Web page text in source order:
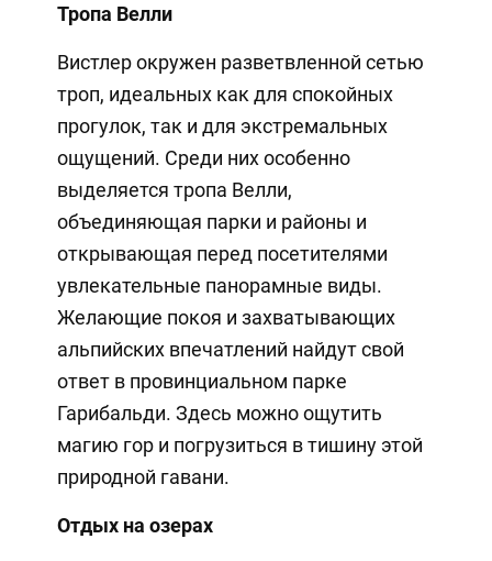
Тропа Велли
Вистлер окружен разветвленной сетью
троп, идеальных как для спокойных
прогулок, так и для экстремальных
ощущений. Среди них особенно
выделяется тропа Велли,
объединяющая парки и районы и
открывающая перед посетителями
увлекательные панорамные виды.
Желающие покоя и захватывающих
альпийских впечатлений найдут свой
ответ в провинциальном парке
Гарибальди. Здесь можно ощутить
магию гор и погрузиться в тишину этой
природной гавани.
Отдых на озерах